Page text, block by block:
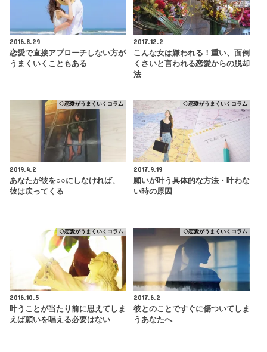
2016.8.29
恋愛で直接アプローチしない方が
うまくいくこともある
2017.12.2
こんな女は嫌われる！重い、面倒
くさいと言われる恋愛からの脱却
法
◇恋愛がうまくいくコラム
2019.4.2
あなたが彼を○○にしなければ、
彼は戻ってくる
◇恋愛がうまくいくコラム
2017.9.19
願いが叶う具体的な方法・叶わな
い時の原因
◇恋愛がうまくいくコラム
2016.10.5
叶うことが当たり前に思えてしま
えば願いを唱える必要はない
◇恋愛がうまくいくコラム
2017.6.2
彼とのことですぐに傷ついてしま
うあなたへ